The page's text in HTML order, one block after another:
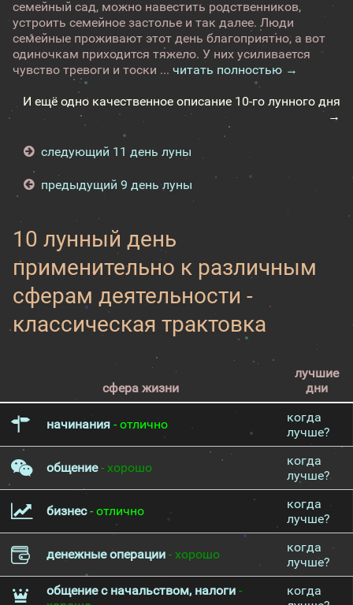
семейный сад, можно навестить родственников,
устроить семейное застолье и так далее. Люди
семейные проживают этот день благоприятно, а вот
одиночкам приходится тяжело. У них усиливается
чувство тревоги и тоски ... читать полностью →
И ещё одно качественное описание 10-го лунного дня
→
следующий 11 день луны
предыдущий 9 день луны
10 лунный день
применительно к различным
сферам деятельности -
классическая трактовка
сфера жизни
лучшие
дни
начинания - отлично
когда
лучше?
общение- хорошо
когда
лучше?
бизнес- отлично
когда
лучше?
денежные операции - хорошо
когда
лучше?
общение с начальством, налоги -
когда